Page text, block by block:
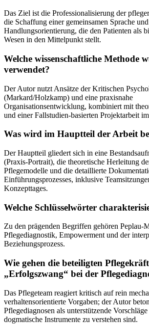
Das Ziel ist die Professionalisierung der
die Schaffung einer gemeinsamen Sprache
Handlungsorientierung, die den Patienten als
Wesen in den Mittelpunkt stellt.
Welche wissenschaftliche Methode
verwendet?
Der Autor nutzt Ansätze der Kritischen
(Markard/Holzkamp) und eine praxisnahe
Organisationsentwicklung, kombiniert mit
und einer Fallstudien-basierten Projektarbeit
Was wird im Hauptteil der Arbeit
Der Hauptteil gliedert sich in eine
(Praxis-Portrait), die theoretische Herleitung
Pflegemodelle und die detaillierte
Einführungsprozesses, inklusive
Konzepttages.
Welche Schlüsselwörter
Zu den prägenden Begriffen gehören Peplau-
Pflegediagnostik, Empowerment und der
Beziehungsprozess.
Wie gehen die beteiligten
„Erfolgszwang“ bei der
Das Pflegeteam reagiert kritisch auf rein
verhaltensorientierte Vorgaben; der Autor
Pflegediagnosen als unterstützende
dogmatische Instrumente zu verstehen sind.